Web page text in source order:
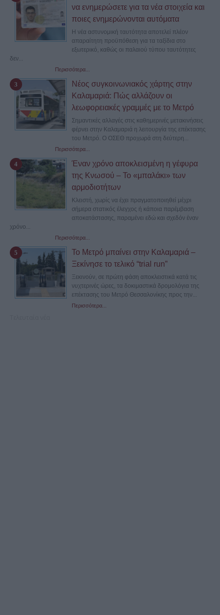
να ενημερώσετε για τα νέα στοιχεία και
ποιες ενημερώνονται αυτόματα
Η νέα αστυνομική ταυτότητα αποτελεί πλέον
απαραίτητη προϋπόθεση για τα ταξίδια στο
εξωτερικό, καθώς οι παλαιού τύπου ταυτότητες
δεν...
Περισσότερα...
Νέος συγκοινωνιακός χάρτης στην
Καλαμαριά: Πώς αλλάζουν οι
λεωφορειακές γραμμές με το Μετρό
Σημαντικές αλλαγές στις καθημερινές μετακινήσεις
φέρνει στην Καλαμαριά η λειτουργία της επέκτασης
του Μετρό. Ο ΟΣΕΘ προχωρά στη δεύτερη...
Περισσότερα...
Έναν χρόνο αποκλεισμένη η γέφυρα
της Κνωσού – Το «μπαλάκι» των
αρμοδιοτήτων
Κλειστή, χωρίς να έχει πραγματοποιηθεί μέχρι
σήμερα στατικός έλεγχος ή κάποια παρέμβαση
αποκατάστασης, παραμένει εδώ και σχεδόν έναν
χρόνο...
Περισσότερα...
Το Μετρό μπαίνει στην Καλαμαριά –
Ξεκίνησε το τελικό “trial run”
Ξεκινούν, σε πρώτη φάση αποκλειστικά κατά τις
νυχτερινές ώρες, τα δοκιμαστικά δρομολόγια της
επέκτασης του Μετρό Θεσσαλονίκης προς την...
Περισσότερα...